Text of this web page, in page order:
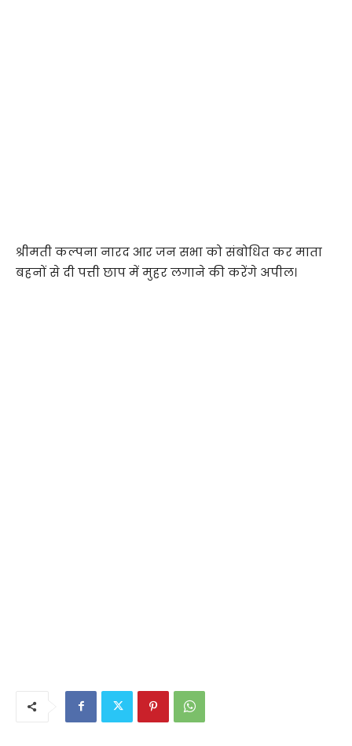
श्रीमती कल्पना नारद आर जन सभा को संबोधित कर माता
बहनों से दी पत्ती छाप में मुहर लगाने की करेंगे अपील।